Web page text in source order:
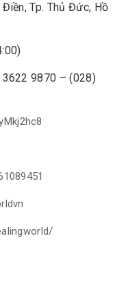
Tp. Thủ Đức, Hồ
9870 – (028)